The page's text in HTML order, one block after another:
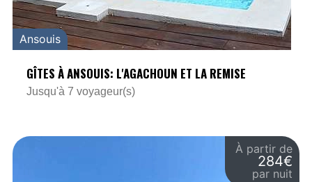
Ansouis
GÎTES À ANSOUIS: L'AGACHOUN ET LA REMISE
Jusqu'à 7 voyageur(s)
À partir de
284€
par nuit